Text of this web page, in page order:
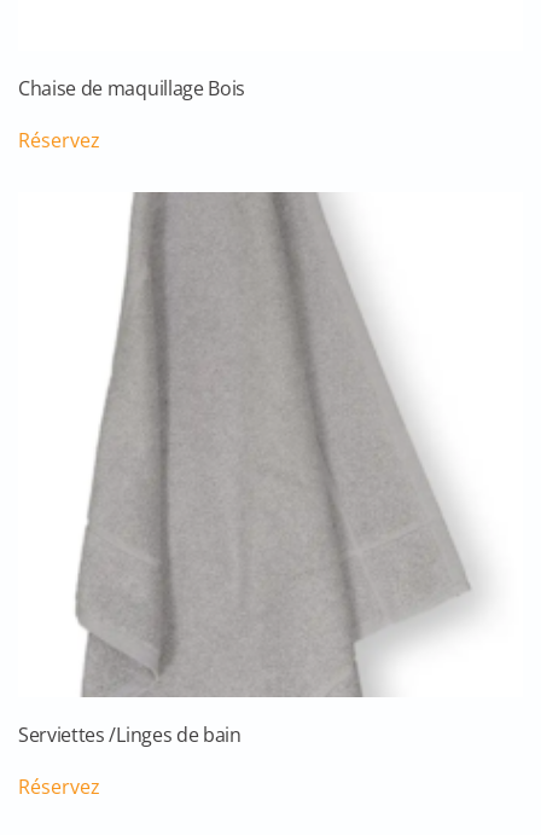
Chaise de maquillage Bois
Réservez
Serviettes /Linges de bain
Réservez